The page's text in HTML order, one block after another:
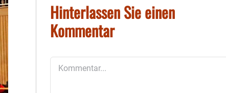
Hinterlassen Sie einen
Kommentar